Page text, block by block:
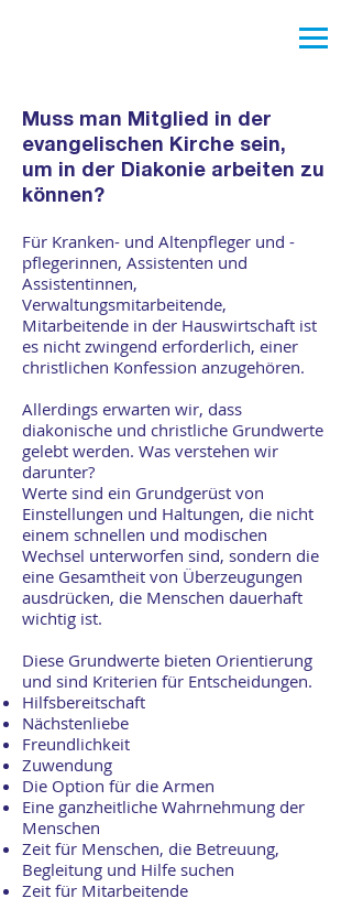
Muss man Mitglied in der
evangelischen Kirche sein,
um in der Diakonie arbeiten zu
können?
Für Kranken- und Altenpfleger und -
pflegerinnen, Assistenten und
Assistentinnen,
Verwaltungsmitarbeitende,
Mitarbeitende in der Hauswirtschaft ist
es nicht zwingend erforderlich, einer
christlichen Konfession anzugehören.
Allerdings erwarten wir, dass
diakonische und christliche Grundwerte
gelebt werden. Was verstehen wir
darunter?
Werte sind ein Grundgerüst von
Einstellungen und Haltungen, die nicht
einem schnellen und modischen
Wechsel unterworfen sind, sondern die
eine Gesamtheit von Überzeugungen
ausdrücken, die Menschen dauerhaft
wichtig ist.
Diese Grundwerte bieten Orientierung
und sind Kriterien für Entscheidungen.
Hilfsbereitschaft
Nächstenliebe
Freundlichkeit
Zuwendung
Die Option für die Armen
Eine ganzheitliche Wahrnehmung der
Menschen
Zeit für Menschen, die Betreuung,
Begleitung und Hilfe suchen
Zeit für Mitarbeitende